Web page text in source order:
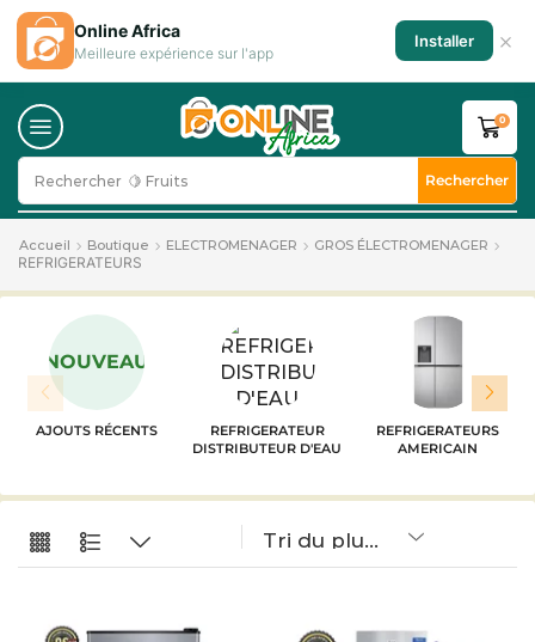
Rechercher 🥛 Milk Rechercher
0
Accueil Boutique ELECTROMENAGER GROS ÉLECTROMENAGER
REFRIGERATEURS
NOUVEAU
AJOUTS RÉCENTS
REFRIGERATEUR
DISTRIBUTEUR D'EAU
REFRIGERATEURS
AMERICAIN
Online Africa
Meilleure expérience sur l'app
Installer ×